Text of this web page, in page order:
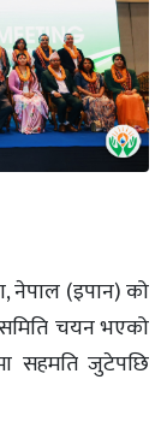
नेपाल (इपान) को
चयन भएको
सहमति जुटेपछि